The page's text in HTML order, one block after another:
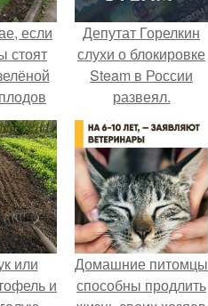
если
стоят
-
тут
Депутат Горелкин
слухи о блокировке
Steam в России
развеял.
или
и
Домашние питомцы
способны продлить